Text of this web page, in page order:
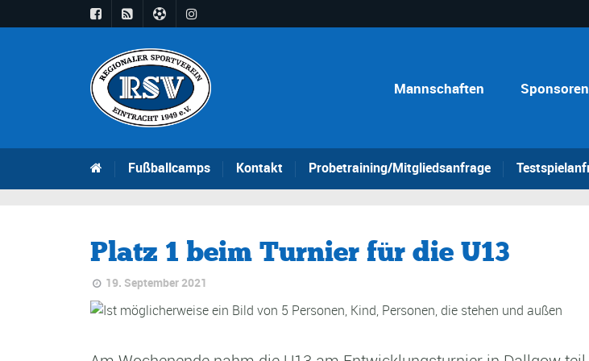
Mannschaften Sponsoren
Fußballcamps Kontakt Probetraining/Mitgliedsanfrage
Platz 1 beim Turnier für die U13
19. September 2021